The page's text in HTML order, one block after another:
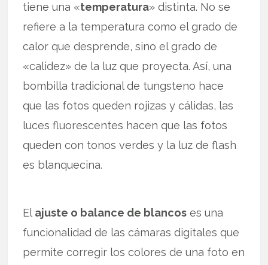
tiene una «temperatura» distinta. No se
refiere a la temperatura como el grado de
calor que desprende, sino el grado de
«calidez» de la luz que proyecta. Así, una
bombilla tradicional de tungsteno hace
que las fotos queden rojizas y cálidas, las
luces fluorescentes hacen que las fotos
queden con tonos verdes y la luz de flash
es blanquecina.
El ajuste o balance de blancos es una
funcionalidad de las cámaras digitales que
permite corregir los colores de una foto en